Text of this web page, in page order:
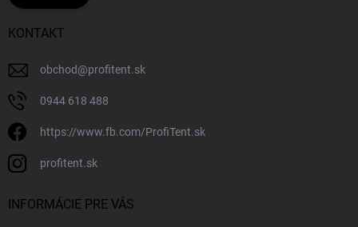
KONTAKT
obchod@profitent.sk
0944 618 488
https://www.fb.com/ProfiTent.sk
profitent.sk
INFORMÁCIE PRE VÁS